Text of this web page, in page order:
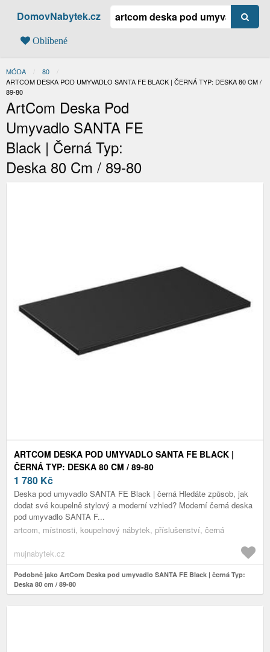
DomovNabytek.cz
Oblíbené
MÓDA
80
AKTUÁLNÍ:
ARTCOM DESKA POD UMYVADLO SANTA FE BLACK | ČERNÁ TYP: DESKA 80 CM /
89-80
ArtCom Deska Pod
Umyvadlo SANTA FE
Black | Černá Typ:
Deska 80 Cm / 89-80
ARTCOM DESKA POD UMYVADLO SANTA FE BLACK |
ČERNÁ TYP: DESKA 80 CM / 89-80
1 780 Kč
Deska pod umyvadlo SANTA FE Black | černá Hledáte způsob, jak
dodat své koupelně stylový a moderní vzhled? Moderní černá deska
pod umyvadlo SANTA F...
artcom, místnosti, koupelnový nábytek, příslušenství, černá
mujnabytek.cz
Podobně jako ArtCom Deska pod umyvadlo SANTA FE Black | černá Typ:
Deska 80 cm / 89-80